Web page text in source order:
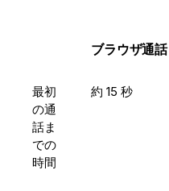
ブラウザ通話
最初
の通
話ま
での
時間
約 15 秒